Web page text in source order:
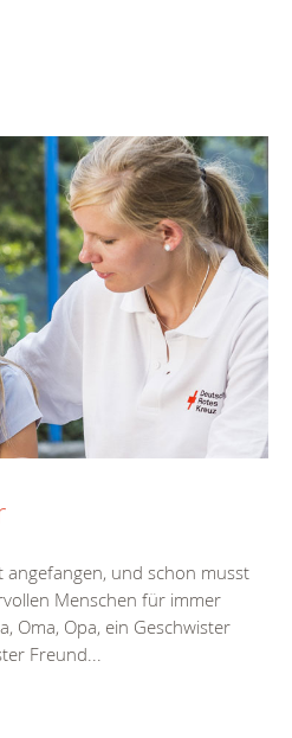
angefangen, und schon musst
Menschen für immer
Oma, Opa, ein Geschwister
Freund...